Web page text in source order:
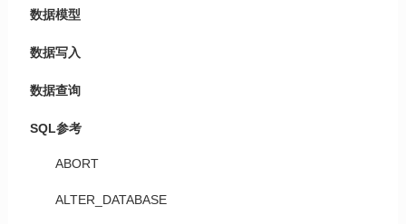
数据模型
数据写入
数据查询
SQL参考
ABORT
ALTER_DATABASE